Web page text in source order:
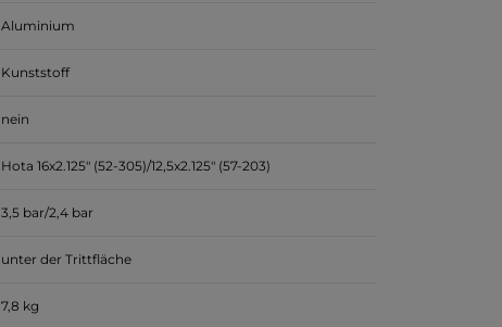
Aluminium
Kunststoff
nein
Hota 16x2.125" (52-305)/12,5x2.125" (57-203)
3,5 bar/2,4 bar
unter der Trittfläche
7,8 kg